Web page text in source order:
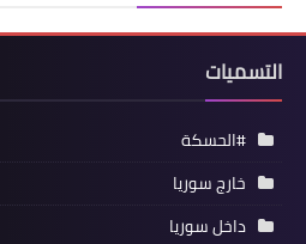
التسميات
#الحسكة
خارج سوريا
داخل سوريا